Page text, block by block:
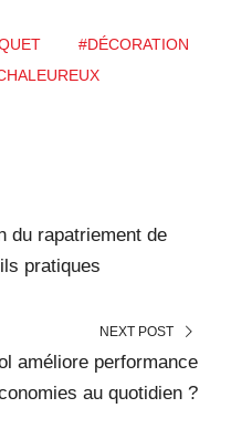
#DÉCORATION
du rapatriement de
pratiques
NEXT POST
améliore performance
au quotidien ?